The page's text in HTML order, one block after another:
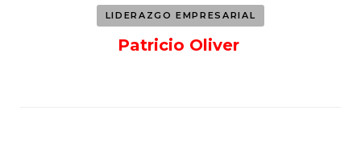
LIDERAZGO EMPRESARIAL
Patricio Oliver